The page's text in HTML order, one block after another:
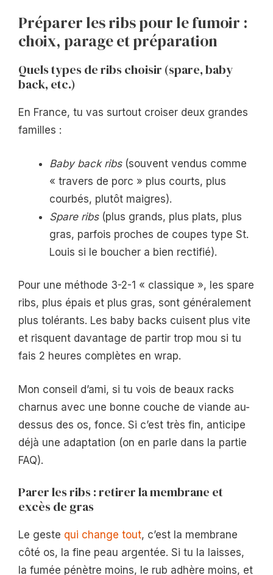
Préparer les ribs pour le fumoir :
choix, parage et préparation
Quels types de ribs choisir (spare, baby
back, etc.)
En France, tu vas surtout croiser deux grandes
familles :
Baby back ribs(souvent vendus comme
« travers de porc » plus courts, plus
courbés, plutôt maigres).
Spare ribs(plus grands, plus plats, plus
gras, parfois proches de coupes type St.
Louis si le boucher a bien rectifié).
Pour une méthode 3-2-1 « classique », les spare
ribs, plus épais et plus gras, sont généralement
plus tolérants. Les baby backs cuisent plus vite
et risquent davantage de partir trop mou si tu
fais 2 heures complètes en wrap.
Mon conseil d’ami, si tu vois de beaux racks
charnus avec une bonne couche de viande au-
dessus des os, fonce. Si c’est très fin, anticipe
déjà une adaptation (on en parle dans la partie
FAQ).
Parer les ribs : retirer la membrane et
excès de gras
Le geste qui change tout, c’est la membrane
côté os, la fine peau argentée. Si tu la laisses,
la fumée pénètre moins, le rub adhère moins, et